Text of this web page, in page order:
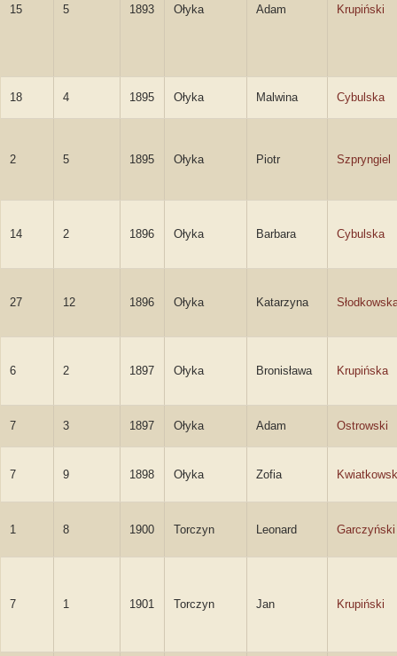
15 5 1893 Ołyka Adam Krupiński
18 4 1895 Ołyka Malwina Cybulska
2 5 1895 Ołyka Piotr Szpryngiel
14 2 1896 Ołyka Barbara Cybulska
27 12 1896 Ołyka Katarzyna
6 2 1897 Ołyka Bronisława Krupińska
7 3 1897 Ołyka Adam Ostrowski
7 9 1898 Ołyka Zofia
1 8 1900 Torczyn Leonard Garczyński
7 1 1901 Torczyn Jan Krupiński